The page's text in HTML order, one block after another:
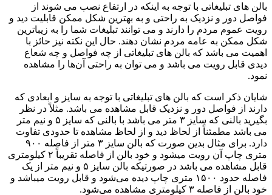
بالن های تبلیغاتی با توجه به اینکه در ارتفاع نصب می شوند از
فواصل دور و نزدیک به راحتی و به بهترین شکل ممکن قابلیت دید و
رویت عموم مردم را دارند و می توانند تبلیغات شما را به زیباترین
شکل ممکن به عامه مردم نشان دهند. حال این نکته نیز حائز با
اهمیت می باشد که بالن های تبلیغاتی از چه فواصل و چه شعاع
دیدی قابل رویت می باشد و می توان به راحتی آن‌ها را مشاهده
نمود.
شایان ذکر است که بالن های تبلیغاتی با توجه به سایز و ابعادی که
دارند از فواصل دور و نزدیک قابل مشاهده می باشد. مثلاً در نظر
بگیرید بالنی که سایز ۳ متر می باشد با بالنی که سایز ۵ و نیم متر
می باشد مطمئناً از لحاظ دید و از لحاظ مشاهده تا حدودی تفاوت
دارد. برای مثال بدین صورت که بالن سایز ۳ متر از فاصله ۹۰۰
متری چاپ آن رویت میشود و خود بالن از فاصله تقریباً ۲ کیلومتری
قابل مشاهده می باشد در صورتیکه بالن سایز ۵ و نیم متر از یک
فاصله حدود ۱۵۰۰ متری چاپ دیده می‌شود و قابل رویت میباشد و
خود بالن از فاصله ۳ کیلومتری مشاهده می‌شود.